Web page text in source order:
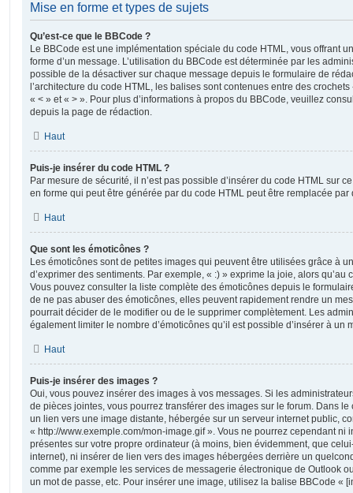
Mise en forme et types de sujets
Qu’est-ce que le BBCode ?
Le BBCode est une implémentation spéciale du code HTML, vous offrant
forme d’un message. L’utilisation du BBCode est déterminée par les
possible de la désactiver sur chaque message depuis le formulaire de
l’architecture du code HTML, les balises sont contenues entre des
« < » et « > ». Pour plus d’informations à propos du BBCode, veuillez
depuis la page de rédaction.
Haut
Puis-je insérer du code HTML ?
Par mesure de sécurité, il n’est pas possible d’insérer du code HTML sur
en forme qui peut être générée par du code HTML peut être remplacée par
Haut
Que sont les émoticônes ?
Les émoticônes sont de petites images qui peuvent être utilisées grâce à
d’exprimer des sentiments. Par exemple, « :) » exprime la joie, alors qu’au
Vous pouvez consulter la liste complète des émoticônes depuis le
de ne pas abuser des émoticônes, elles peuvent rapidement rendre un
pourrait décider de le modifier ou de le supprimer complètement. Les
également limiter le nombre d’émoticônes qu’il est possible d’insérer à un
Haut
Puis-je insérer des images ?
Oui, vous pouvez insérer des images à vos messages. Si les
de pièces jointes, vous pourrez transférer des images sur le forum. Dans
un lien vers une image distante, hébergée sur un serveur internet public,
« http://www.exemple.com/mon-image.gif ». Vous ne pourrez cependant ni
présentes sur votre propre ordinateur (à moins, bien évidemment, que
internet), ni insérer de lien vers des images hébergées derrière un
comme par exemple les services de messagerie électronique de Outlook
un mot de passe, etc. Pour insérer une image, utilisez la balise BBCode «